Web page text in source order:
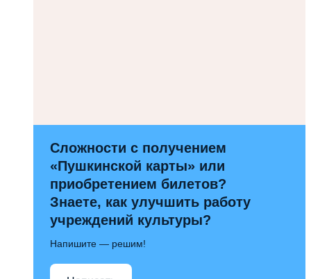
Сложности с получением
«Пушкинской карты» или
приобретением билетов?
Знаете, как улучшить работу
учреждений культуры?
Напишите — решим!